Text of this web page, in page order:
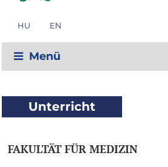
HU EN
Menü
Unterricht
FAKULTÄT FÜR MEDIZIN